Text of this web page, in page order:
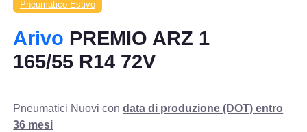
Pneumatico Estivo
Arivo PREMIO ARZ 1
165/55 R14 72V
Pneumatici Nuovi condata di produzione (DOT) entro
36 mesi